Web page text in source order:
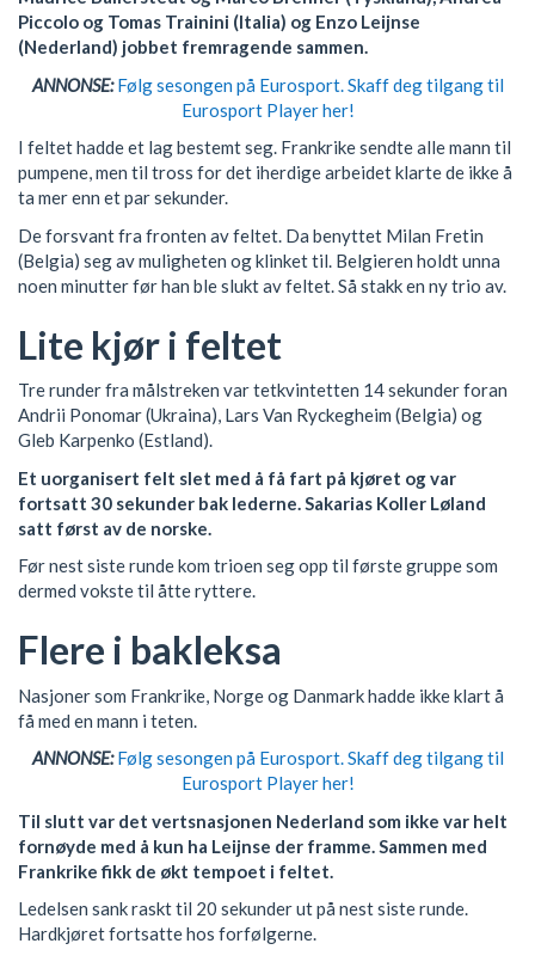
Piccolo og Tomas Trainini (Italia) og Enzo Leijnse
(Nederland) jobbet fremragende sammen.
ANNONSE: Følg sesongen på Eurosport. Skaff deg tilgang til
Eurosport Player her!
I feltet hadde et lag bestemt seg. Frankrike sendte alle mann til
pumpene, men til tross for det iherdige arbeidet klarte de ikke å
ta mer enn et par sekunder.
De forsvant fra fronten av feltet. Da benyttet Milan Fretin
(Belgia) seg av muligheten og klinket til. Belgieren holdt unna
noen minutter før han ble slukt av feltet. Så stakk en ny trio av.
Lite kjør i feltet
Tre runder fra målstreken var tetkvintetten 14 sekunder foran
Andrii Ponomar (Ukraina), Lars Van Ryckegheim (Belgia) og
Gleb Karpenko (Estland).
Et uorganisert felt slet med å få fart på kjøret og var
fortsatt 30 sekunder bak lederne. Sakarias Koller Løland
satt først av de norske.
Før nest siste runde kom trioen seg opp til første gruppe som
dermed vokste til åtte ryttere.
Flere i bakleksa
Nasjoner som Frankrike, Norge og Danmark hadde ikke klart å
få med en mann i teten.
ANNONSE: Følg sesongen på Eurosport. Skaff deg tilgang til
Eurosport Player her!
Til slutt var det vertsnasjonen Nederland som ikke var helt
fornøyde med å kun ha Leijnse der framme. Sammen med
Frankrike fikk de økt tempoet i feltet.
Ledelsen sank raskt til 20 sekunder ut på nest siste runde.
Hardkjøret fortsatte hos forfølgerne.